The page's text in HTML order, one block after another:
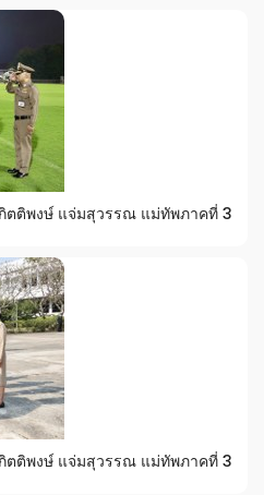
ติพงษ์ แจ่มสุวรรณ แม่ทัพภาคที่ 3
ติพงษ์ แจ่มสุวรรณ แม่ทัพภาคที่ 3